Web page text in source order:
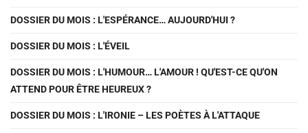
DOSSIER DU MOIS : L'ESPÉRANCE… AUJOURD'HUI ?
DOSSIER DU MOIS : L'ÉVEIL
DOSSIER DU MOIS : L'HUMOUR… L'AMOUR ! QU'EST-CE QU'ON
ATTEND POUR ÊTRE HEUREUX ?
DOSSIER DU MOIS : L'IRONIE – LES POÈTES À L'ATTAQUE